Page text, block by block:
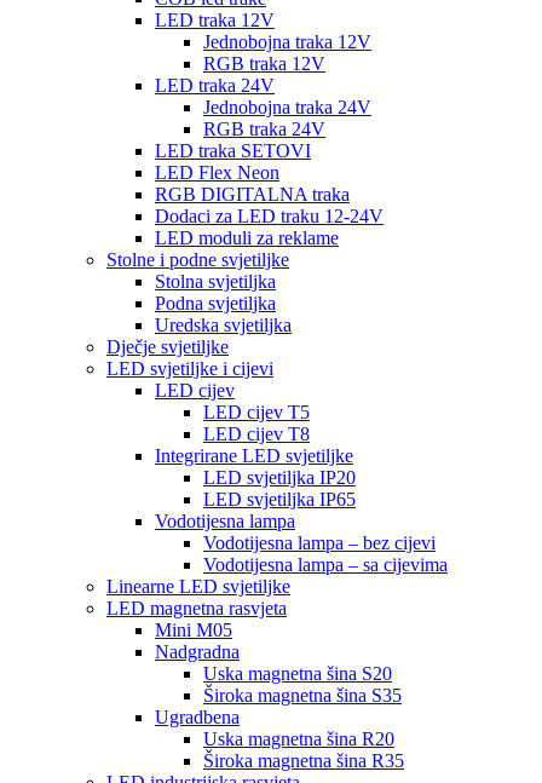
LED traka 12V
Jednobojna traka 12V
RGB traka 12V
LED traka 24V
Jednobojna traka 24V
RGB traka 24V
LED traka SETOVI
LED Flex Neon
RGB DIGITALNA traka
Dodaci za LED traku 12-24V
LED moduli za reklame
Stolne i podne svjetiljke
Stolna svjetiljka
Podna svjetiljka
Uredska svjetiljka
Dječje svjetiljke
LED svjetiljke i cijevi
LED cijev
LED cijev T5
LED cijev T8
Integrirane LED svjetiljke
LED svjetiljka IP20
LED svjetiljka IP65
Vodotijesna lampa
Vodotijesna lampa – bez cijevi
Vodotijesna lampa – sa cijevima
Linearne LED svjetiljke
LED magnetna rasvjeta
Mini M05
Nadgradna
Uska magnetna šina S20
Široka magnetna šina S35
Ugradbena
Uska magnetna šina R20
Široka magnetna šina R35